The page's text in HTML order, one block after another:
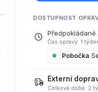
DOSTUPNOST
Čas opravy: 1
Pobočka
Externí
Celková doba: 2